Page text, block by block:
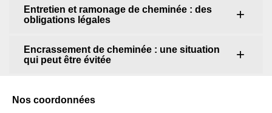
Entretien et ramonage de cheminée : des
obligations légales
Encrassement de cheminée : une situation
qui peut être évitée
Nos coordonnées